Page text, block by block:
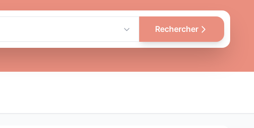
Rechercher